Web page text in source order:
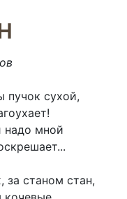
пучок сухой,
надо мной
за станом стан,